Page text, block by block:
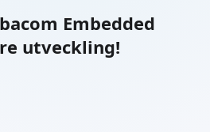
Embedded
utveckling!